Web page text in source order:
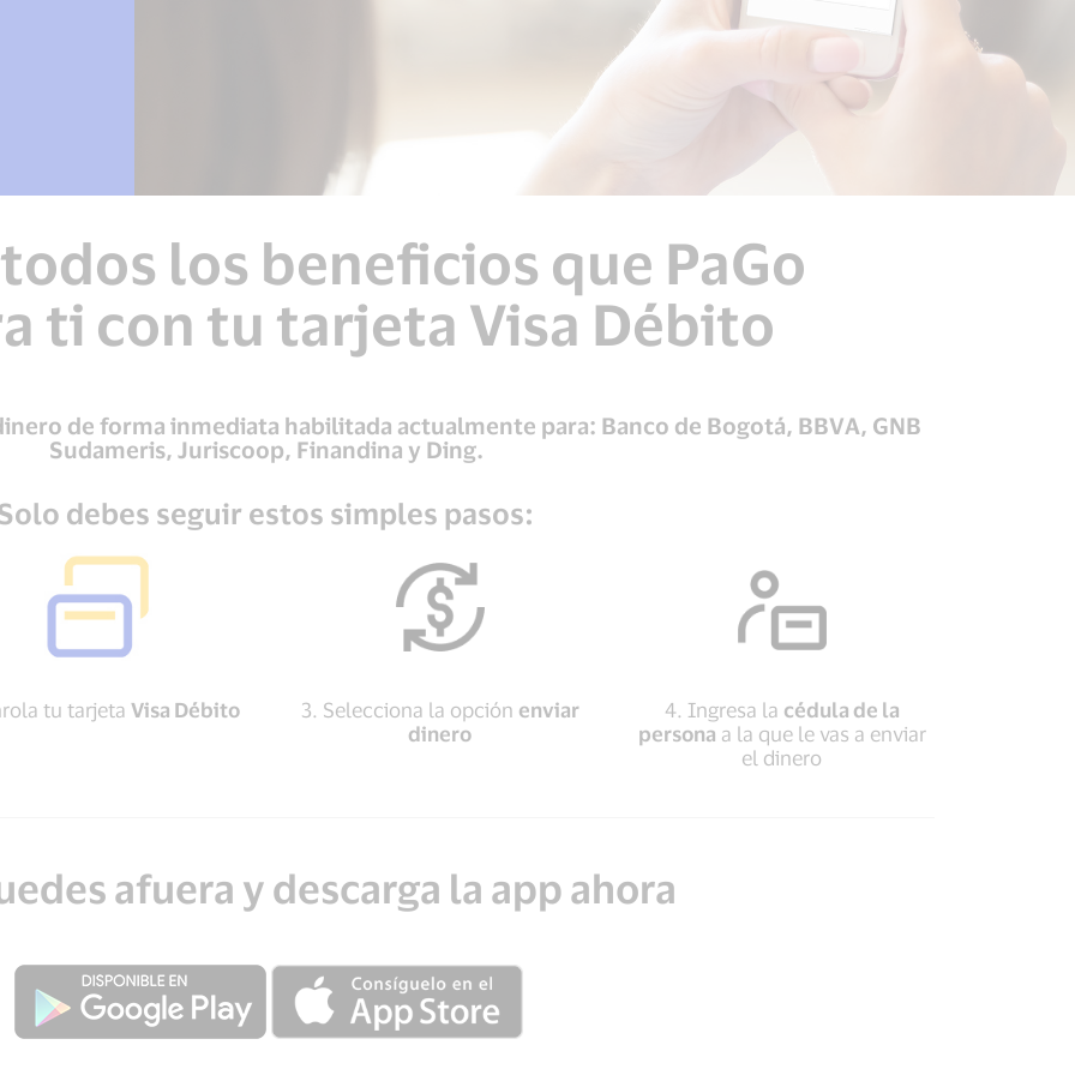
los beneficios que PaGo
ti con tu tarjeta Visa Débito
de forma inmediata habilitada actualmente para: Banco de Bogotá, BBVA, GNB
Sudameris, Juriscoop, Finandina y Ding. ​
debes seguir estos simples pasos:
tu tarjeta Visa Débito 3. Selecciona la opción enviar
dinero
4. Ingresa la cédula de la
persona a la que le vas a enviar
el dinero
afuera y descarga la app ahora